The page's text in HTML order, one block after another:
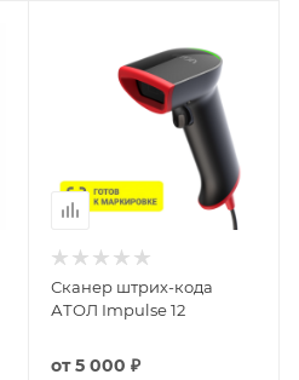
Сканер штрих-кода
АТОЛ Impulse 12
от5 000 ₽